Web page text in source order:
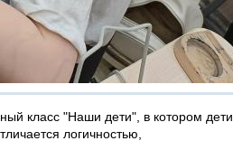
класс "Наши дети", в котором дети
логичностью,